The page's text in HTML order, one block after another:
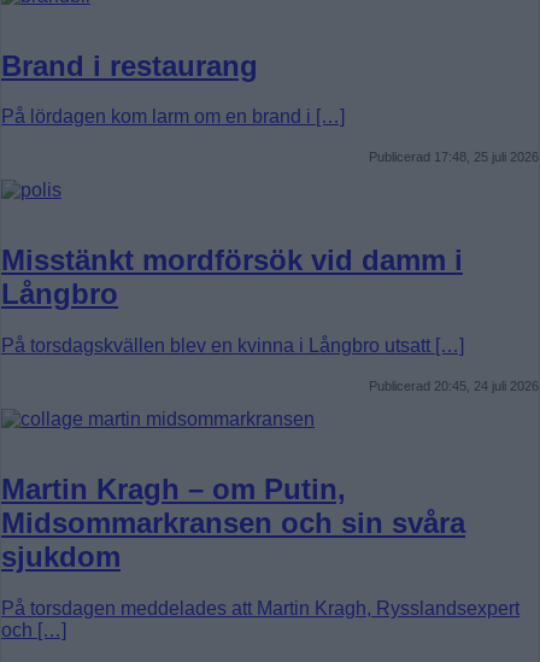
Brand i restaurang
På lördagen kom larm om en brand i […]
Publicerad 17:48, 25 juli 2026
Misstänkt mordförsök vid damm i
Långbro
På torsdagskvällen blev en kvinna i Långbro utsatt […]
Publicerad 20:45, 24 juli 2026
Martin Kragh – om Putin,
Midsommarkransen och sin svåra
sjukdom
På torsdagen meddelades att Martin Kragh, Rysslandsexpert
och […]